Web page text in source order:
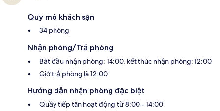
Quy mô khách sạn
34 phòng
Nhận phòng/Trả phòng
Bắt đầu nhận phòng: 14:00, kết thúc nhận phòng: 12:00
Giờ trả phòng là 12:00
Hướng dẫn nhận phòng đặc biệt
Quầy tiếp tân hoạt động từ 8:00 - 14:00